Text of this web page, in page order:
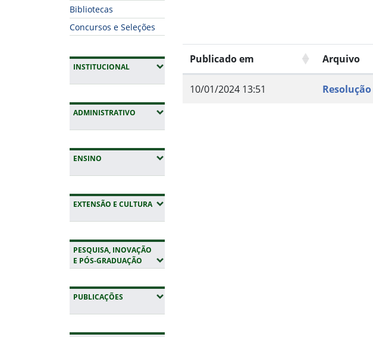
Bibliotecas
Concursos e Seleções
INSTITUCIONAL(EXPANDIR SUBMENUS)
ADMINISTRATIVO (EXPANDIR SUBMENUS)
ENSINO (EXPANDIR SUBMENUS)
EXTENSÃO E CULTURA(EXPANDIR SUBMENUS)
PESQUISA, INOVAÇÃO
E PÓS-GRADUAÇÃO (EXPANDIR SUBMENUS)
PUBLICAÇÕES (EXPANDIR SUBMENUS)
Publicado em Arquivo
10/01/2024 13:51